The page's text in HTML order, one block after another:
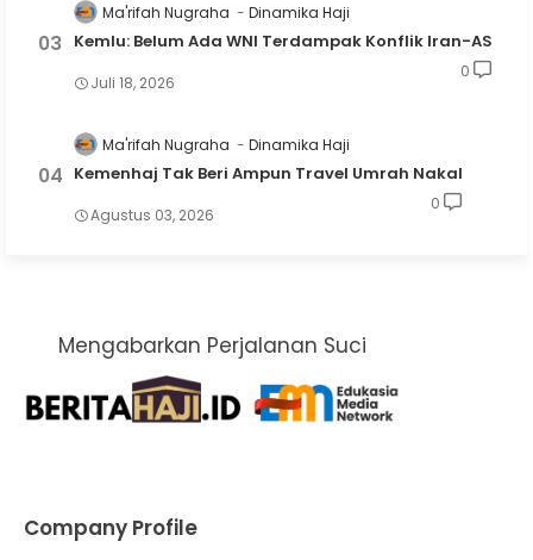
Ma'rifah Nugraha Dinamika Haji
Kemlu: Belum Ada WNI Terdampak Konflik Iran-AS
Juli 18, 2026
0
Ma'rifah Nugraha Dinamika Haji
Kemenhaj Tak Beri Ampun Travel Umrah Nakal
Agustus 03, 2026
0
Mengabarkan Perjalanan Suci
Company Profile